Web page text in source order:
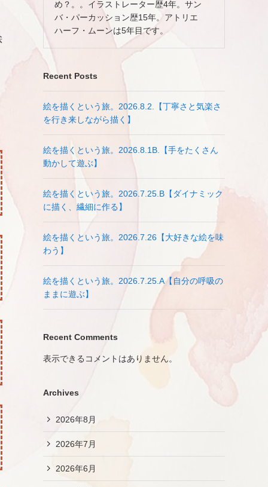
め？。。イラストレーター歴4年。サン
バ・パーカッション歴15年。アトリエ
ハーフ・ムーンは5年目です。
Recent Posts
絵を描くという旅。2026.8.2.【丁寧さと気楽さ
を行き来しながら描く】
絵を描くという旅。2026.8.1B.【手をたくさん
動かして遊ぶ】
絵を描くという旅。2026.7.25.B【ダイナミック
に描く、繊細に作る】
絵を描くという旅。2026.7.26【大好きな絵を味
わう】
絵を描くという旅。2026.7.25.A【自分の呼吸の
ままに遊ぶ】
Recent Comments
表示できるコメントはありません。
Archives
2026年8月
2026年7月
2026年6月